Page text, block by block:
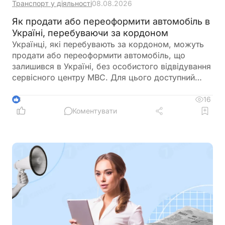
Транспорт у діяльності08.08.2026
Як продати або переоформити автомобіль в
Україні, перебуваючи за кордоном
Українці, які перебувають за кордоном, можуть
продати або переоформити автомобіль, що
залишився в Україні, без особистого відвідування
сервісного центру МВС. Для цього доступний
довіреності на уповноваженого представника
3
16
Коментувати